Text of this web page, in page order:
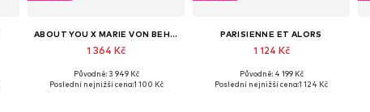
ABOUT YOU X MARIE VON BEHRENS
1 364 Kč
Dostupné velikosti: 34, 36, 38
Původně: 3 949 Kč
Poslední nejnižší cena:1 100 Kč
PARISIENNE ET ALORS
1 124 Kč
Dostupné velikosti: 36, 38, 42
Původně: 4 199 Kč
Poslední nejnižší cena:1 124 Kč